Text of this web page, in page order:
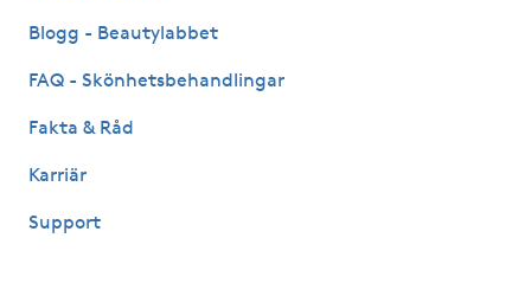
Megavolymfransar
Melasma
Blogg - Beautylabbet
FAQ - Skönhetsbehandlingar
Fakta & Råd
Karriär
Support